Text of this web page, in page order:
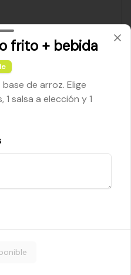
Roll
crema - palta - cebollín
frito + bebida
de arroz. Elige
salsa a elección y 1